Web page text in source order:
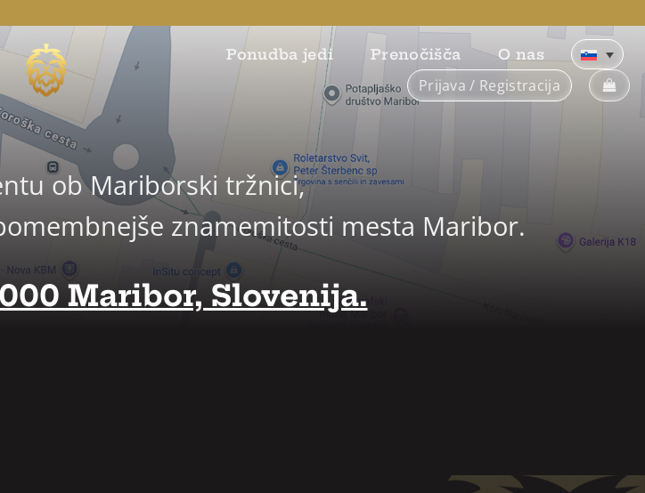
Ponudba jedi Prenočišča O nas
Prijava / Registracija
ob Mariborski tržnici,
znamemitosti mesta Maribor.
Maribor, Slovenija.